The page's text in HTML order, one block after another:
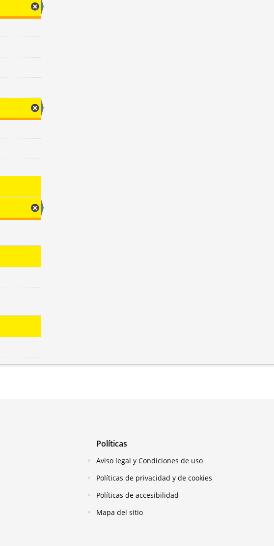
Políticas
Aviso legal y Condiciones de uso
Políticas de privacidad y de cookies
Políticas de accesibilidad
Mapa del sitio